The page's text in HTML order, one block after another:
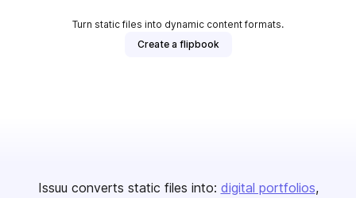
Turn static files into dynamic content formats.
Create a flipbook
Issuu converts static files into: digital portfolios